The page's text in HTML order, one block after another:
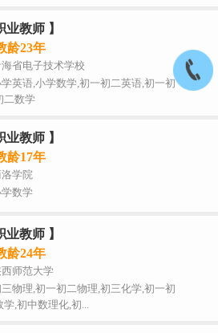
教师 】
龄23年
省电子技术学校
英语,小学数学,初一初二英语,初一初
二数学
教师 】
龄17年
学院
数学
教师 】
龄24年
师范大学
物理,初一初二物理,初三化学,初一初
学,初中数理化,初...